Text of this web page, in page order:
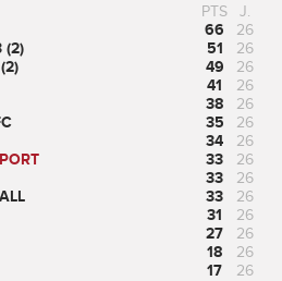
PTS
J.
66
26
(2) 51
26
49
26
41
26
38
26
35
26
34
26
33
26
33
26
33
26
31
26
27
26
18
26
17 26